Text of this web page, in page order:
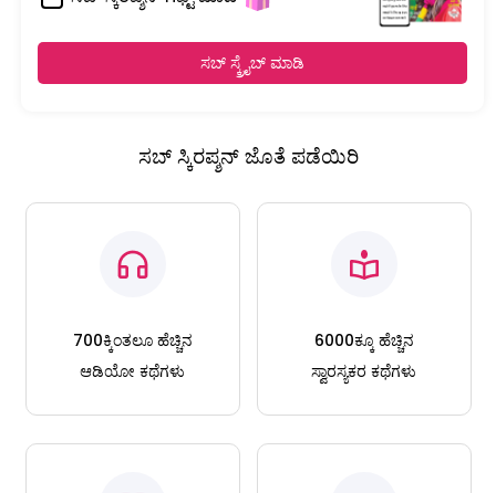
ಸಬ್ ಸ್ಕ್ರೈಬ್ ಮಾಡಿ
ಸಬ್ ಸ್ಕಿರಪ್ಶನ್ ಜೊತೆ ಪಡೆಯಿರಿ
700ಕ್ಕಿಂತಲೂ ಹೆಚ್ಚಿನ
ಆಡಿಯೋ ಕಥೆಗಳು
6000ಕ್ಕೂ ಹೆಚ್ಚಿನ
ಸ್ವಾರಸ್ಯಕರ ಕಥೆಗಳು